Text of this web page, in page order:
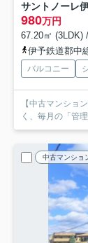
サントノーレ
980万円
67.20㎡ (3LDK)
伊予鉄道郡中
バルコニー
【中古マンショ
く、毎月の「管
中古マンショ